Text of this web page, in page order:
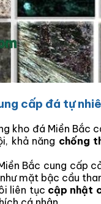
cấp đá tự
kho đá Miền Bắc
khả năng chống
Bắc cung cấp
mặt bậc cầu
liên tục cập nhật